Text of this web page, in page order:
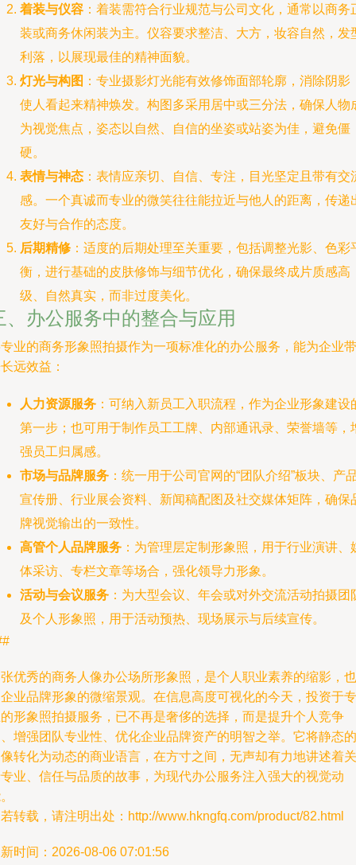
着装与仪容 ：着装需符合行业规范与公司文化，通常以商务
装或商务休闲装为主。仪容要求整洁、大方，妆容自然，发
利落，以展现最佳的精神面貌。
灯光与构图 ：专业摄影灯光能有效修饰面部轮廓，消除阴影
使人看起来精神焕发。构图多采用居中或三分法，确保人物
为视觉焦点，姿态以自然、自信的坐姿或站姿为佳，避免僵
硬。
表情与神态 ：表情应亲切、自信、专注，目光坚定且带有交
感。一个真诚而专业的微笑往往能拉近与他人的距离，传递
友好与合作的态度。
后期精修 ：适度的后期处理至关重要，包括调整光影、色彩
衡，进行基础的皮肤修饰与细节优化，确保最终成片质感高
级、自然真实，而非过度美化。
、办公服务中的整合与应用
业的商务形象照拍摄作为一项标准化的办公服务，能为企业带
远效益：
人力资源服务 ：可纳入新员工入职流程，作为企业形象建设
第一步；也可用于制作员工工牌、内部通讯录、荣誉墙等，
强员工归属感。
市场与品牌服务 ：统一用于公司官网的“团队介绍”板块、产
宣传册、行业展会资料、新闻稿配图及社交媒体矩阵，确保
牌视觉输出的一致性。
高管个人品牌服务 ：为管理层定制形象照，用于行业演讲、
体采访、专栏文章等场合，强化领导力形象。
活动与会议服务 ：为大型会议、年会或对外交流活动拍摄团
及个人形象照，用于活动预热、现场展示与后续宣传。
优秀的商务人像办公场所形象照，是个人职业素养的缩影，也
业品牌形象的微缩景观。在信息高度可视化的今天，投资于专
形象照拍摄服务，已不再是奢侈的选择，而是提升个人竞争
增强团队专业性、优化企业品牌资产的明智之举。它将静态的
转化为动态的商业语言，在方寸之间，无声却有力地讲述着关
业、信任与品质的故事，为现代办公服务注入强大的视觉动
转载，请注明出处：http://www.hkngfq.com/product/82.html
时间：2026-08-06 07:01:56